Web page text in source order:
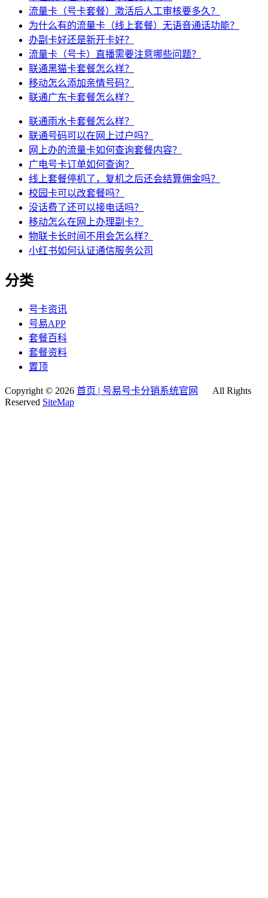
流量卡（号卡套餐）激活后人工审核要多久？
为什么有的流量卡（线上套餐）无语音通话功能？
办副卡好还是新开卡好？
流量卡（号卡）直播需要注意哪些问题？
联通黑猫卡套餐怎么样？
移动怎么添加亲情号码？
联通广东卡套餐怎么样？
联通雨水卡套餐怎么样？
联通号码可以在网上过户吗？
网上办的流量卡如何查询套餐内容？
广电号卡订单如何查询？
线上套餐停机了，复机之后还会结算佣金吗？
校园卡可以改套餐吗？
没话费了还可以接电话吗？
移动怎么在网上办理副卡？
物联卡长时间不用会怎么样？
小红书如何认证通信服务公司
分类
号卡资讯
号易APP
套餐百科
套餐资料
置顶
Copyright © 2026 首页 | 号易号卡分销系统官网
All Rights
Reserved SiteMap